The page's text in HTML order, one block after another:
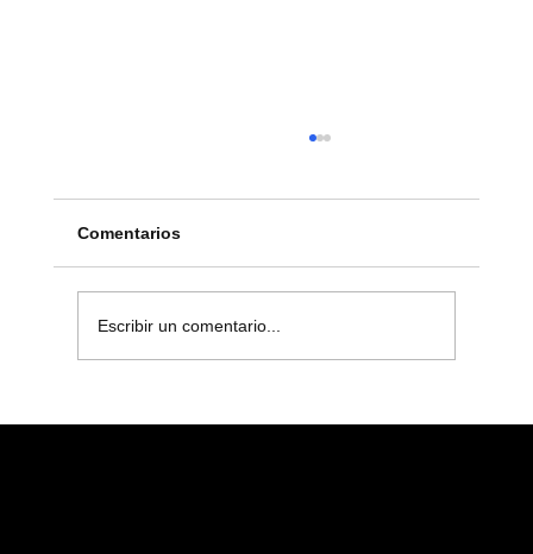
Comentarios
Escribir un comentario...